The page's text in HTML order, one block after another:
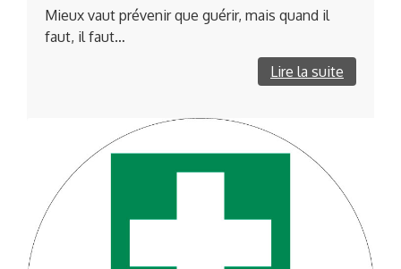
Mieux vaut prévenir que guérir, mais quand il
faut, il faut…
Lire la suite